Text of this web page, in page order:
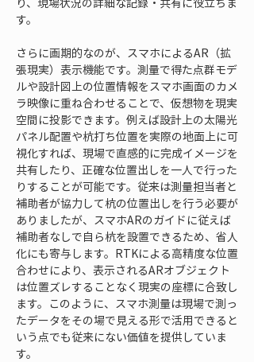
す。
さらに画期的なのが、スマホによるAR（拡
張現実）表示機能です。測量で得た点群モデ
ルや設計図上の位置情報をスマホ画面のカメ
ラ映像に重ね合わせることで、仮想物を現実
空間に投影できます。例えば設計上の太陽光
パネル配置や杭打ち位置を実際の地面上に可
視化すれば、現場で直感的に完成イメージを
共有したり、正確な位置出しを一人で行った
りすることが可能です。従来は測量担当者と
補助者が協力して杭の位置出しを行う必要が
ありましたが、スマホARのガイドに従えば
補助者なしで自ら杭を設置できるため、省人
化にも寄与します。RTKによる高精度な位置
合わせにより、表示されるARオブジェクト
は位置ズレすることなく現実の座標に合致し
ます。このように、スマホ測量は現場で測っ
たデータをその場で見える形で活用できると
いう点でも従来にない価値を提供していま
す。